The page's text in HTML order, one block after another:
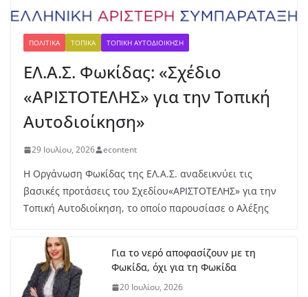
ν
ρο
κο
ς
ΠΟΛΙΤΙΚΆ ΤΟΠΙΚΆ ΤΟΠΙΚΉ ΑΥΤΟΔΙΟΊΚΗΣΗ
ΕΛ.Α.Σ. Φωκίδας: «Σχέδιο
«ΑΡΙΣΤΟΤΕΛΗΣ» για την Τοπική
Αυτοδιοίκηση»
29 Ιουλίου, 2026 econtent
Η Οργάνωση Φωκίδας της ΕΛ.Α.Σ. αναδεικνύει τις
βασικές προτάσεις του Σχεδίου«ΑΡΙΣΤΟΤΕΛΗΣ» για την
Τοπική Αυτοδιοίκηση, το οποίο παρουσίασε ο Αλέξης
Για το νερό αποφασίζουν με τη
Φωκίδα, όχι για τη Φωκίδα
20 Ιουλίου, 2026